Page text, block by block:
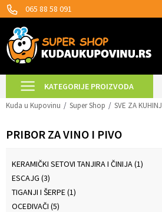
065 88 58 091
KATEGORIJE PROIZVODA
Kuda u Kupovinu Super Shop SVE ZA
PRIBOR ZA VINO I PIVO
KERAMIČKI SETOVI TANJIRA I ČINIJA(1)
ESCAJG (3)
TIGANJI I ŠERPE(1)
OCEĐIVAČI (5)